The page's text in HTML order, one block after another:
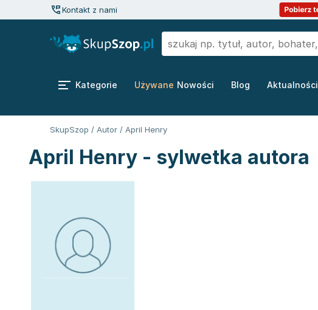
Kontakt z nami
Kategorie Używane Nowości Blog Aktualności
SkupSzop / Autor / April Henry
April Henry - sylwetka autora